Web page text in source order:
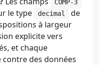
COMP-3
le type decimal
de
à largeur
explicite vers
et chaque
des données